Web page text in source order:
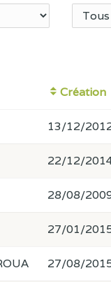
Création
13/12/
22/12/
28/08/
27/01/
27/08/